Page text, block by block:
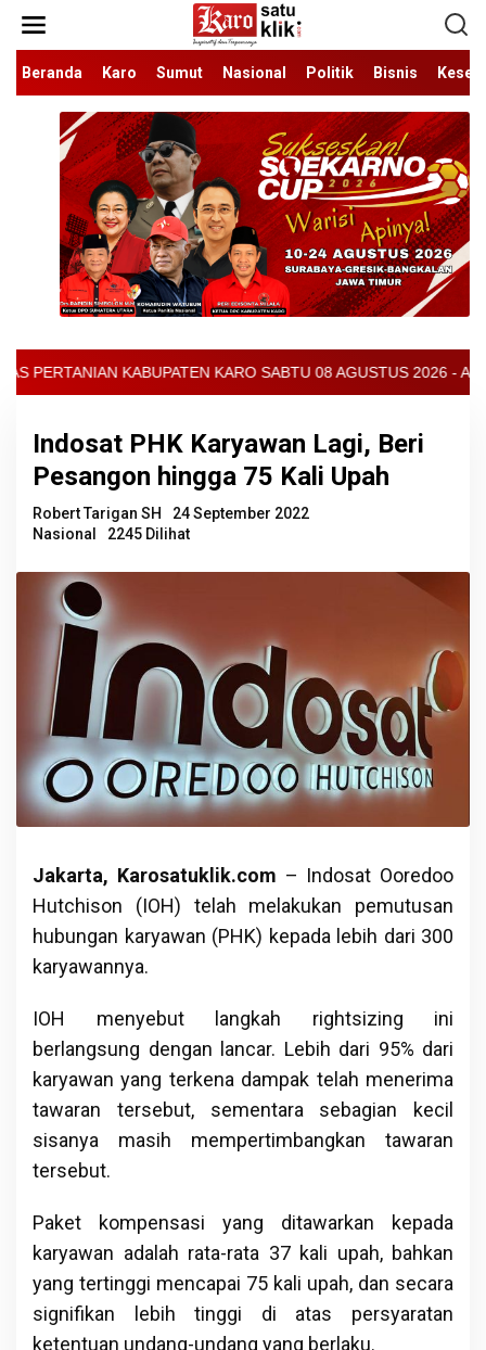
konten
Beranda
Karo Sumut Nasional Politik Bisnis
KARO SABTU 08 AGUSTUS 2026 - ARCIS
Indosat PHK Karyawan Lagi, Beri
Pesangon hingga 75 Kali Upah
Robert Tarigan SH
24 September 2022
Nasional
2245 Dilihat
Jakarta, Karosatuklik.com – Indosat Ooredoo
Hutchison (IOH) telah melakukan pemutusan
hubungan karyawan (PHK) kepada lebih dari 300
karyawannya.
IOH menyebut langkah rightsizing ini
berlangsung dengan lancar. Lebih dari 95% dari
karyawan yang terkena dampak telah menerima
tawaran tersebut, sementara sebagian kecil
sisanya masih mempertimbangkan tawaran
tersebut.
Paket kompensasi yang ditawarkan kepada
karyawan adalah rata-rata 37 kali upah, bahkan
yang tertinggi mencapai 75 kali upah, dan secara
signifikan lebih tinggi di atas persyaratan
ketentuan undang-undang yang berlaku.